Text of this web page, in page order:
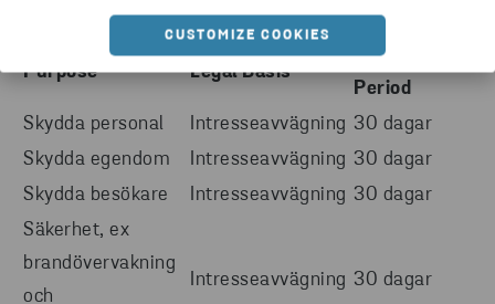
CUSTOMIZE COOKIES
Purpose Legal Basis
Storage
Period
Skydda personal
Intresseavvägning 30 dagar
Skydda egendom
Intresseavvägning 30 dagar
Skydda besökare
Intresseavvägning 30 dagar
Säkerhet, ex
brandövervakning
och
Intresseavvägning 30 dagar